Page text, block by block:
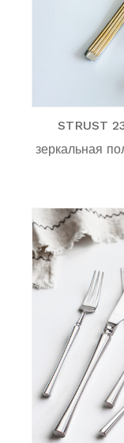
STRUST
зеркальная